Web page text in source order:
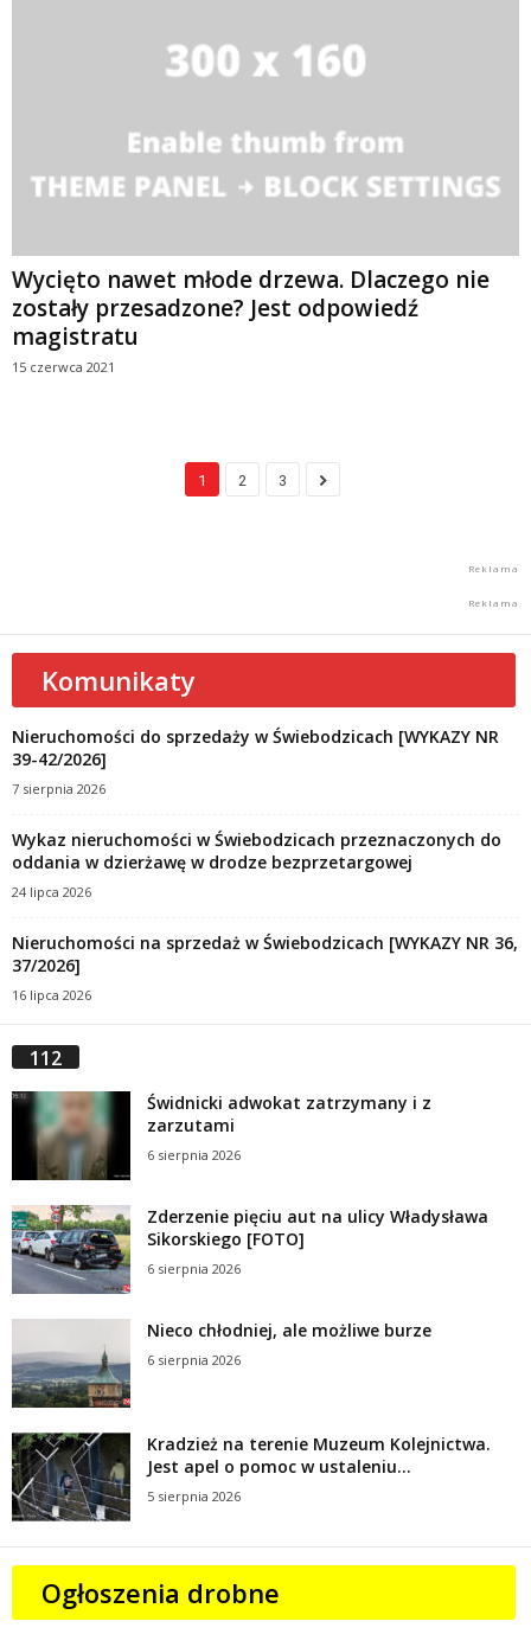
Wycięto nawet młode drzewa. Dlaczego nie
zostały przesadzone? Jest odpowiedź
magistratu
15 czerwca 2021
1 2 3
Komunikaty
Nieruchomości do sprzedaży w Świebodzicach [WYKAZY NR
39-42/2026]
7 sierpnia 2026
Wykaz nieruchomości w Świebodzicach przeznaczonych do
oddania w dzierżawę w drodze bezprzetargowej
24 lipca 2026
Nieruchomości na sprzedaż w Świebodzicach [WYKAZY NR 36,
37/2026]
16 lipca 2026
112
Świdnicki adwokat zatrzymany i z
zarzutami
6 sierpnia 2026
Zderzenie pięciu aut na ulicy Władysława
Sikorskiego [FOTO]
6 sierpnia 2026
Nieco chłodniej, ale możliwe burze
6 sierpnia 2026
Kradzież na terenie Muzeum Kolejnictwa.
Jest apel o pomoc w ustaleniu...
5 sierpnia 2026
Ogłoszenia drobne